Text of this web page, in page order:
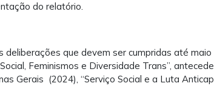
do relatório.
que devem ser cumpridas até
Feminismos e Diversidade Trans”,
Gerais (2024), “Serviço Social e a Luta